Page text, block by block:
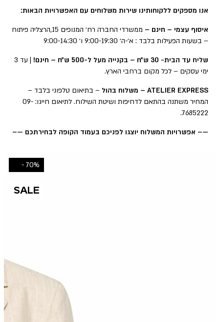
אנו מספקים ללקוחותינו שירות משלוחים עם האפשרויות הבאות:
איסוף עצמי – חינם –
ממשרדי החברה רח׳ המנופים 15,הרצליה פיתוח
– בשעות הפעילות בלבד : א׳-ה׳ 9:00-19:30 ו׳ 9:00-14:30
שליח עד הבית- 30 ש״ח – בקנייה מעל ל-500 ש״ח – חינם!
| עד 3
ימי עסקים – לכל מקום ברחבי הארץ.
ATELIER EXPRESS – משלוח בהול
– בתיאום טלפוני בלבד –
המחיר משתנה בהתאם לדחיפות ושיטת השילוח. לתיאום חייגו: 09-
7685222.
—– אפשרויות המשלוח יוצגו לפניכם בעמוד הקופה לבחירתכם —–
70% -
SALE